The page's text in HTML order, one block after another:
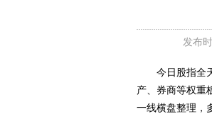
发布
今日股指全天
产、券商等权重
一线横盘整理，